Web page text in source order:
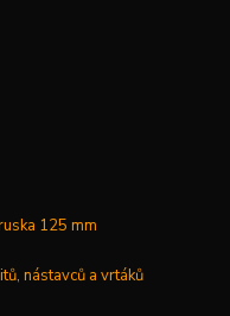
125 mm
nástavců a vrtáků